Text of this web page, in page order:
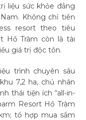
liệu sức khỏe đẳng
Không chỉ tiên
resort theo tiêu
Hồ Tràm còn là tài
giá trị độc tôn.
trình chuyên sâu
7,2 ha, chủ nhân
thái tiện ích “all-in-
Resort Hồ Tràm
tổ hợp mua sắm